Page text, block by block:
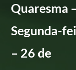
Quaresma
Segunda-
– 26 de